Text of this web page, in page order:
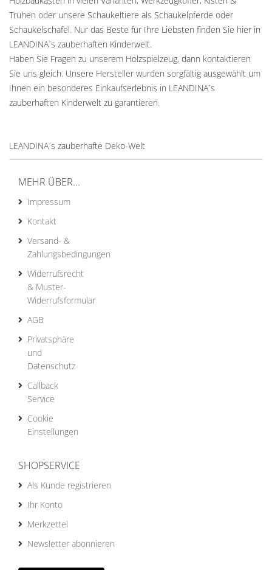
Truhen oder unsere Schaukeltiere als Schaukelpferde oder
Schaukelschafel. Nur das Beste für Ihre Liebsten finden Sie hier in
LEANDINA´s zauberhaften Kinderwelt.
Haben Sie Fragen zu unserem Holzspielzeug, dann kontaktieren
Sie uns gleich. Unsere Hersteller wurden sorgfältig ausgewählt um
Ihnen ein besonderes Einkaufserlebnis in LEANDINA´s
zauberhaften Kinderwelt zu garantieren.
LEANDINA´s zauberhafte Deko-Welt
MEHR ÜBER...
Impressum
Kontakt
Versand- &
Zahlungsbedingungen
Widerrufsrecht
& Muster-
Widerrufsformular
AGB
Privatsphäre
und
Datenschutz
Callback
Service
Cookie
Einstellungen
SHOPSERVICE
Als Kunde registrieren
Ihr Konto
Merkzettel
Newsletter abonnieren